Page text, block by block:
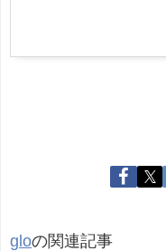
gloの関連記事